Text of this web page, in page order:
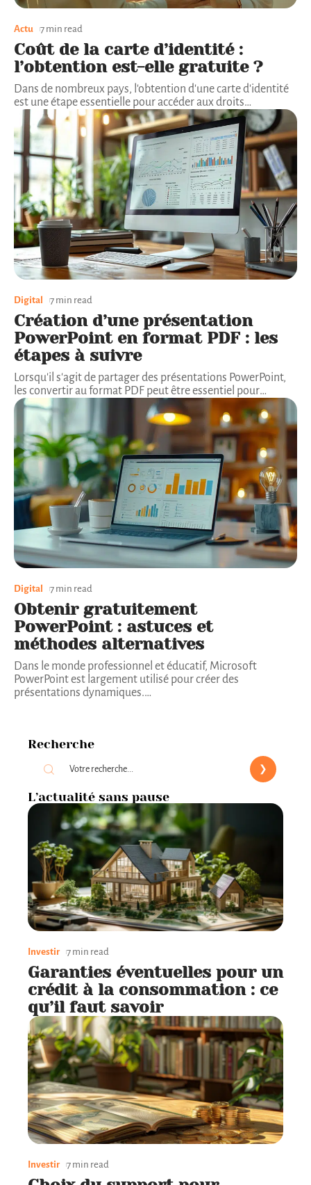
Actu 7 min read
Coût de la carte d’identité :
l’obtention est-elle gratuite ?
Dans de nombreux pays, l'obtention d'une carte d'identité
est une étape essentielle pour accéder aux droits…
Digital 7 min read
Création d’une présentation
PowerPoint en format PDF : les
étapes à suivre
Lorsqu'il s'agit de partager des présentations PowerPoint,
les convertir au format PDF peut être essentiel pour…
Digital 7 min read
Obtenir gratuitement
PowerPoint : astuces et
méthodes alternatives
Dans le monde professionnel et éducatif, Microsoft
PowerPoint est largement utilisé pour créer des
présentations dynamiques.…
Recherche
L’actualité sans pause
Investir 7 min read
Garanties éventuelles pour un
crédit à la consommation : ce
qu’il faut savoir
Investir 7 min read